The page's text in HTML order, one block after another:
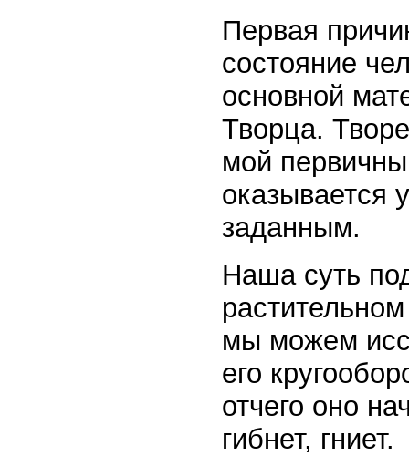
Первая
состояние
основной
Творца.
мой
оказывается
заданным.
Наша суть
мы можем
его
отчего оно
гибнет, гниет.